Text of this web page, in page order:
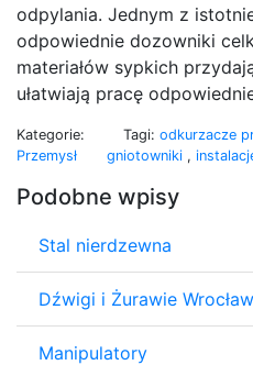
odpylania. Jednym z
odpowiednie dozowniki
materiałów sypkich
ułatwiają pracę
Kategorie:
Przemysł
Tagi: odkurzacze
gniotowniki ,
Podobne wpisy
Stal nierdzewna
Dźwigi i Żurawie
Manipulatory